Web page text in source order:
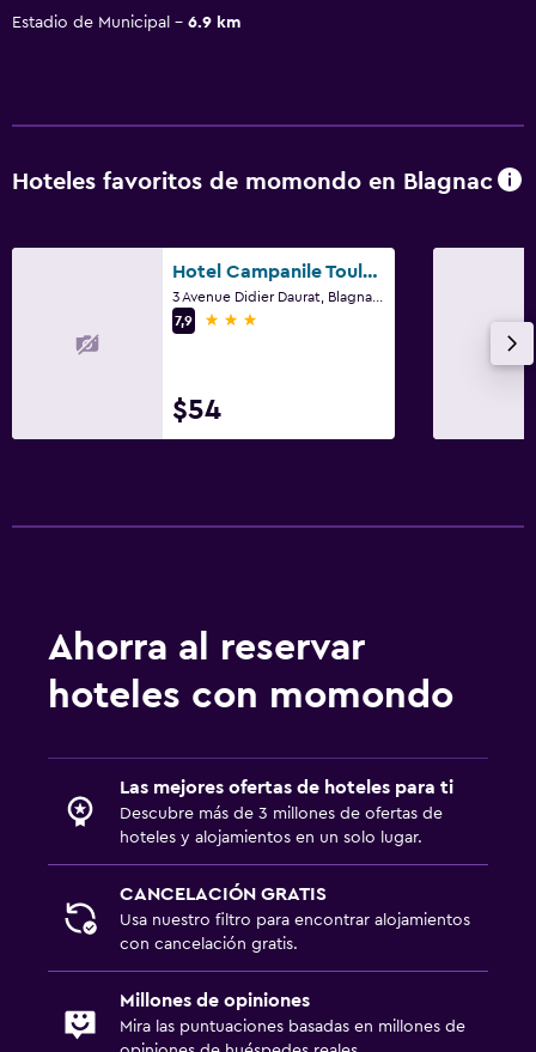
Estadio de Municipal
6.9 km
Hoteles favoritos de momondo en Blagnac
Hotel Campanile Toulouse - Blagnac Aéroport
7,9
3 estrellas
$54
Ahorra al reservar
hoteles con momondo
Las mejores ofertas de hoteles para ti
Descubre más de 3 millones de ofertas de
hoteles y alojamientos en un solo lugar.
CANCELACIÓN GRATIS
Usa nuestro filtro para encontrar alojamientos
con cancelación gratis.
Millones de opiniones
Mira las puntuaciones basadas en millones de